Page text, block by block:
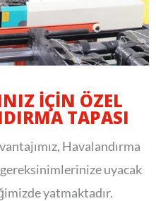
IÇIN ÖZEL
TAPASI
Havalandırma
gereksinimlerinize uyacak
yatmaktadır.